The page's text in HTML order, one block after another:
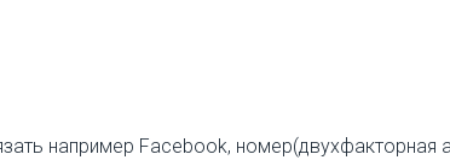
например Facebook, номер(двухфакторная